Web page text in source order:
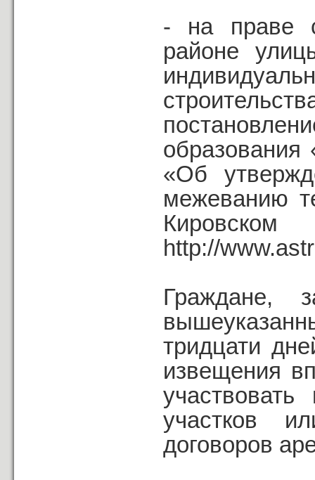
- на праве
районе
«Об
межеванию
http://
Граждане,
тридцати
извещения
участков
договоров